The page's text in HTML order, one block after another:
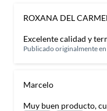
ROXANA DEL
Excelente calidad y
Publicado originalmente en
Marcelo
Muy buen producto,